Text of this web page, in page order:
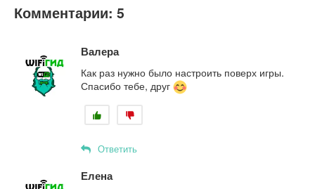
Комментарии: 5
Валера
Как раз нужно было настроить поверх игры.
Спасибо тебе, друг
Ответить
Елена